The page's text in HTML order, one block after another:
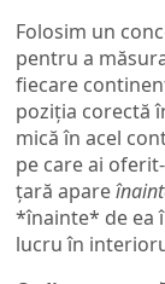
Folosim un
pentru a
fiecare
poziția corectă
mică în acel
pe care ai
țară apare
*înainte* de ea
lucru în